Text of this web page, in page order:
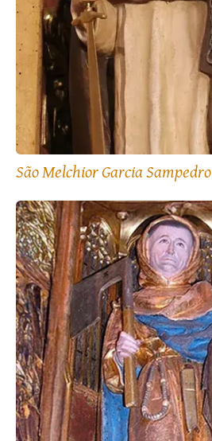
São Melchior Garcia Sampedro